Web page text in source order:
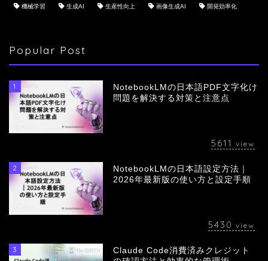
機械学習 生成AI 生産性向上 画像生成AI 開発効率化
Popular Post
1
NotebookLMの日本語PDF文字化け
問題を解決する対策と注意点
5611 view
2
NotebookLMの日本語設定方法｜
2026年最新版の使い方と設定手順
5430 view
3
Claude Code消費済みクレジット
会社概要
採用情報